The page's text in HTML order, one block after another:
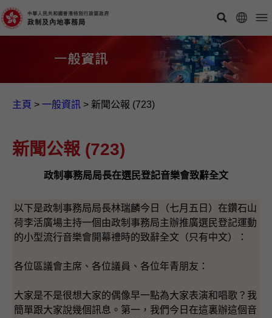
主頁 > 一般資訊​ > 新聞公報 (723)
新聞公報 (723)
政制事務局局長在選民登記音樂會致辭全文
以下是政制事務局局長林瑞麟今日（七月五日）在鑽石山
荷李活廣場主持一個由政制事務局主辦推廣選民登記運動
的小型流行音樂會開幕禮時的致辭全文（只有中文）：
各位區議會主席、各位議員、各位年青朋友：
大家是不是很想大家的偶像早一點為大家表演和唱歌？我
簡單跟大家說幾個訊息。第一，我們今日在這裏辦這個音